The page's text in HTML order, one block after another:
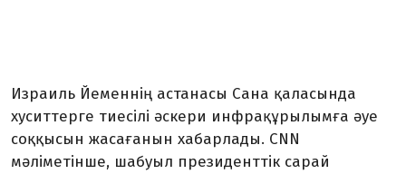
Израиль Йеменнің астанасы Сана қаласында
хуситтерге тиесілі әскери инфрақұрылымға әуе
соққысын жасағанын хабарлады. CNN
мәліметінше, шабуыл президенттік сарай